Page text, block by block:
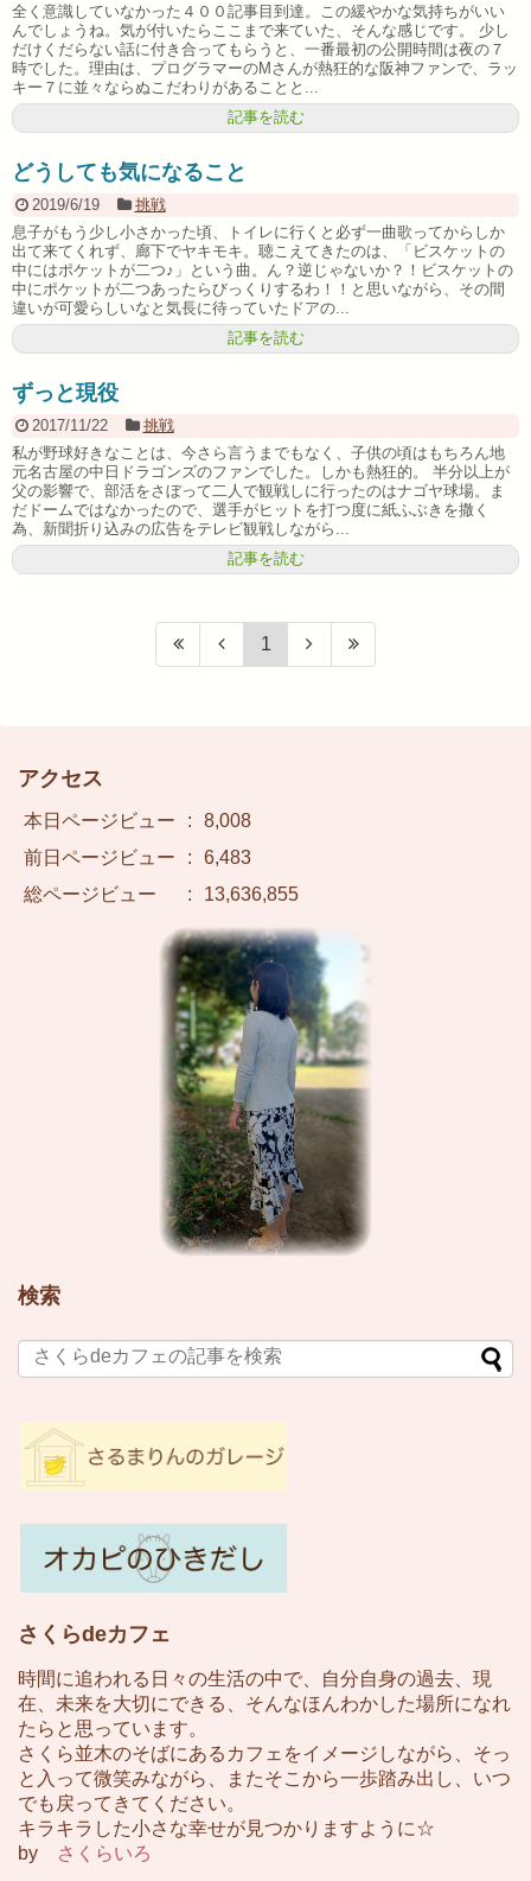
全く意識していなかった４００記事目到達。この緩やかな気持ちがいい
んでしょうね。気が付いたらここまで来ていた、そんな感じです。 少し
だけくだらない話に付き合ってもらうと、一番最初の公開時間は夜の７
時でした。理由は、プログラマーのMさんが熱狂的な阪神ファンで、ラッ
キー７に並々ならぬこだわりがあることと...
記事を読む
どうしても気になること
2019/6/19
挑戦
息子がもう少し小さかった頃、トイレに行くと必ず一曲歌ってからしか
出て来てくれず、廊下でヤキモキ。聴こえてきたのは、「ビスケットの
中にはポケットが二つ♪」という曲。ん？逆じゃないか？！ビスケットの
中にポケットが二つあったらびっくりするわ！！と思いながら、その間
違いが可愛らしいなと気長に待っていたドアの...
記事を読む
ずっと現役
2017/11/22
挑戦
私が野球好きなことは、今さら言うまでもなく、子供の頃はもちろん地
元名古屋の中日ドラゴンズのファンでした。しかも熱狂的。 半分以上が
父の影響で、部活をさぼって二人で観戦しに行ったのはナゴヤ球場。ま
だドームではなかったので、選手がヒットを打つ度に紙ふぶきを撒く
為、新聞折り込みの広告をテレビ観戦しながら...
記事を読む
1
アクセス
本日ページビュー :
8,008
前日ページビュー
:
6,483
総ページビュー
: 13,636,855
検索
さくらdeカフェ
時間に追われる日々の生活の中で、自分自身の過去、現
在、未来を大切にできる、そんなほんわかした場所になれ
たらと思っています。
さくら並木のそばにあるカフェをイメージしながら、そっ
と入って微笑みながら、またそこから一歩踏み出し、いつ
でも戻ってきてください。
キラキラした小さな幸せが見つかりますように☆
by
さくらいろ